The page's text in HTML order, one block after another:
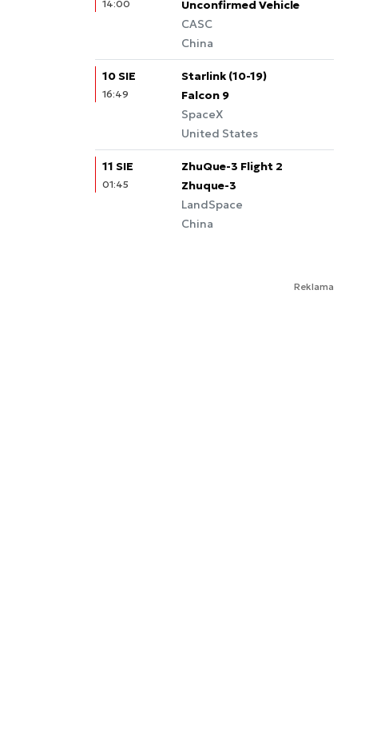
14:00
Unconfirmed Vehicle
CASC
China
10 SIE
16:49
Starlink (10-19)
Falcon 9
SpaceX
United States
11 SIE
01:45
ZhuQue-3 Flight 2
Zhuque-3
LandSpace
China
Reklama